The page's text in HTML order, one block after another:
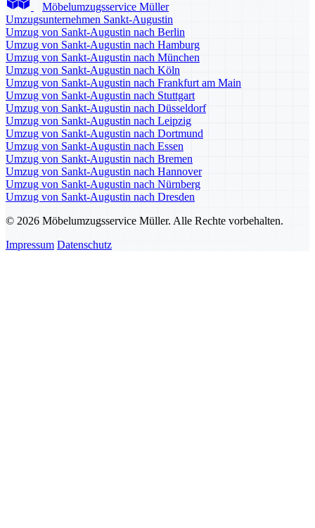
Möbelumzugsservice Müller
Umzugsunternehmen Sankt-Augustin
Umzug von Sankt-Augustin nach Berlin
Umzug von Sankt-Augustin nach Hamburg
Umzug von Sankt-Augustin nach München
Umzug von Sankt-Augustin nach Köln
Umzug von Sankt-Augustin nach Frankfurt am Main
Umzug von Sankt-Augustin nach Stuttgart
Umzug von Sankt-Augustin nach Düsseldorf
Umzug von Sankt-Augustin nach Leipzig
Umzug von Sankt-Augustin nach Dortmund
Umzug von Sankt-Augustin nach Essen
Umzug von Sankt-Augustin nach Bremen
Umzug von Sankt-Augustin nach Hannover
Umzug von Sankt-Augustin nach Nürnberg
Umzug von Sankt-Augustin nach Dresden
© 2026 Möbelumzugsservice Müller. Alle Rechte vorbehalten.
Impressum Datenschutz